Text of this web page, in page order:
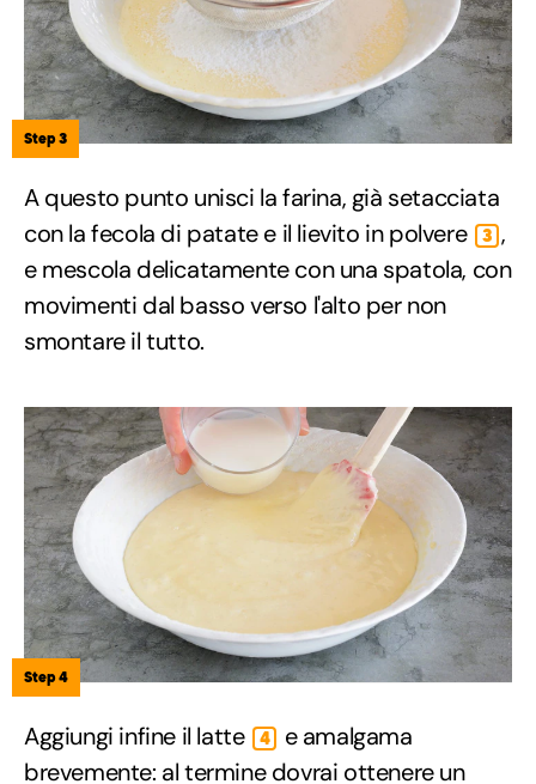
Step 3
A questo punto unisci la farina, già setacciata
con la fecola di patate e il lievito in polvere
3 ,
e mescola delicatamente con una spatola, con
movimenti dal basso verso l'alto per non
smontare il tutto.
Step 4
Aggiungi infine il latte 4
e amalgama
brevemente: al termine dovrai ottenere un